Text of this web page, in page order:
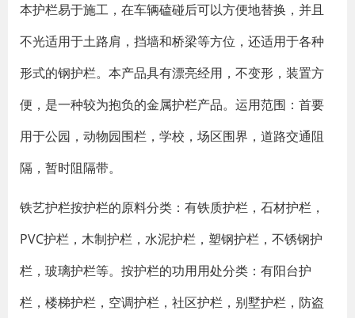
本护栏易于施工，在车辆磕碰后可以方便地替换，并且
不光适用于土路肩，挡墙和桥梁等方位，还适用于各种
形式的钢护栏。本产品具有漂亮经用，不变形，装置方
便，是一种较为抱负的金属护栏产品。运用范围：首要
用于公园，动物园围栏，学校，场区围界，道路交通阻
隔，暂时阻隔带。
铁艺护栏按护栏的原料分类：有铁质护栏，石材护栏，
PVC护栏，木制护栏，水泥护栏，塑钢护栏，不锈钢护
栏，玻璃护栏等。按护栏的功用用处分类：有阳台护
栏，楼梯护栏，空调护栏，社区护栏，别墅护栏，防盗